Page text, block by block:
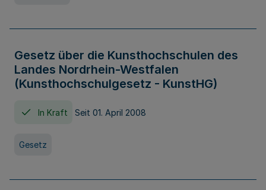
Gesetz über die Kunsthochschulen des
Landes Nordrhein-Westfalen
(Kunsthochschulgesetz - KunstHG)
In Kraft Seit 01. April 2008
Gesetz